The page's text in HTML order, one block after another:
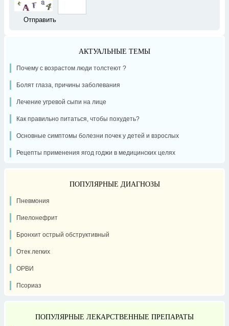
АКТУАЛЬНЫЕ ТЕМЫ
Почему с возрастом люди толстеют ?
Болят глаза, причины заболевания
Лечение угревой сыпи на лице
Как правильно питаться, чтобы похудеть?
Основные симптомы болезни почек у детей и взрослых
Рецепты применения ягод годжи в медицинских целях
ПОПУЛЯРНЫЕ ДИАГНОЗЫ
Пневмония
Пиелонефрит
Бронхит острый обструктивный
Отек легких
ОРВИ
Псориаз
ПОПУЛЯРНЫЕ ЛЕКАРСТВЕННЫЕ ПРЕПАРАТЫ